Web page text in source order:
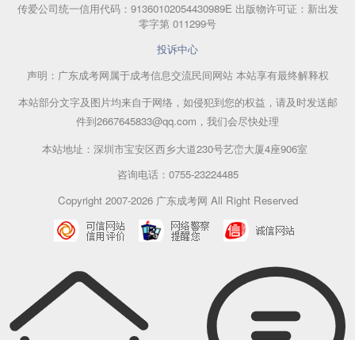
传爱公司统一信用代码：91360102054430989E 出版物许可证：新出发
零字第 011299号
投诉中心
声明：广东成考网属于成考信息交流民间网站 本站享有最终解释权
本站部分文字及图片均来自于网络，如侵犯到您的权益，请及时发送邮
件到2667645833@qq.com，我们会尽快处理
本站地址：深圳市宝安区西乡大道230号艺峦大厦4座906室
咨询电话：0755-23224485
Copyright 2007-2026 广东成考网 All Right Reserved